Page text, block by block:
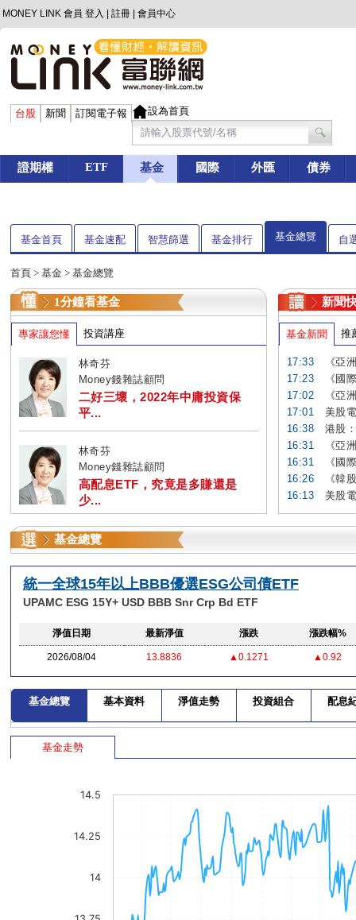
MONEY LINK 會員 登入 註冊 會員中心
台股 新聞 訂閱電子報 設為首頁
證期權 ETF 基金 國際 外匯 債券
基金首頁 基金速配 智慧篩選 基金排行 基金總覽 自
首頁 > 基金 > 基金總覽
1分鐘看基金
專家讓您懂 投資講座
林奇芬
Money錢雜誌顧問
二好三壞，2022年中庸投資保
平...
林奇芬
Money錢雜誌顧問
高配息ETF，究竟是多賺還是
少...
新聞
基金新聞 推
17:33
《亞
17:23
《國
17:02
《亞
17:01
美股
16:38
港股
16:31
《亞
16:31
《國
16:26
《韓
16:13
美股
基金總覽
統一全球15年以上BBB優選ESG公司債ETF
UPAMC ESG 15Y+ USD BBB Snr Crp Bd ETF
淨值日期 最新淨值 漲跌 漲跌幅%
2026/08/04 13.8836 ▲0.1271 ▲0.92
基金總覽 基本資料 淨值走勢 投資組合 配息
基金走勢
14
14.25
14.5